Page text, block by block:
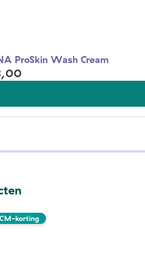
ProSkin Wash Cream
korting